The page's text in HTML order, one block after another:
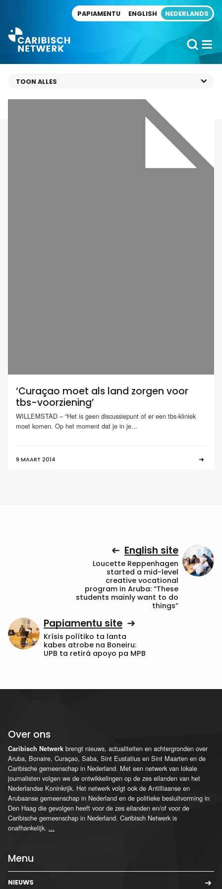
PAPIAMENTU ENGLISH NEDERLANDS
‘Curaçao moet als land zorgen voor
tbs-voorziening’
WILLEMSTAD – “Het is geen discussiepunt of er een tbs-kliniek
moet komen. Op het moment dat je in je...
9 MAART 2014
English site
Loucette Reppenhagen
started a mid-level
creative vocational
program in Aruba: “These
students mainly want to do
things”
Papiamentu site
Krísis polítiko ta lanta
kabes atrobe na Boneiru:
UPB ta retirá apoyo pa MPB
Over ons
Caribisch Netwerk brengt nieuws, actualiteiten en achtergronden over
Aruba, Bonaire, Curaçao, Saba, Sint Eustatius en Sint Maarten en de
Caribische gemeenschap in Nederland. Met een netwerk van lokale
journalisten volgen we de ontwikkelingen op de zes eilanden van het
Nederlandse Koninkrijk. Het netwerk volgt ook de Antilliaanse en
Arubaanse gemeenschap in Nederland en de politieke besluitvorming in
Den Haag die gevolgen heeft voor de zes eilanden en/of voor de
Caribische gemeenschap in Nederland. Caribisch Netwerk is
onafhankelijk. ...
Menu
NIEUWS